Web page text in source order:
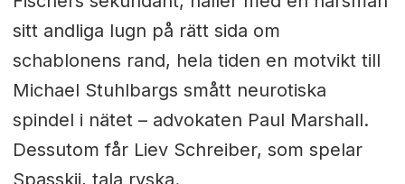
sitt andliga lugn på rätt sida om
schablonens rand, hela tiden en motvikt till
Michael Stuhlbargs smått neurotiska
spindel i nätet – advokaten Paul Marshall.
Dessutom får Liev Schreiber, som spelar